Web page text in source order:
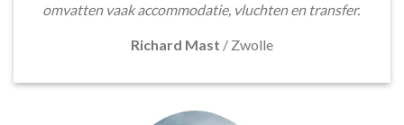
omvatten vaak accommodatie, vluchten en transfer.
Richard Mast / Zwolle